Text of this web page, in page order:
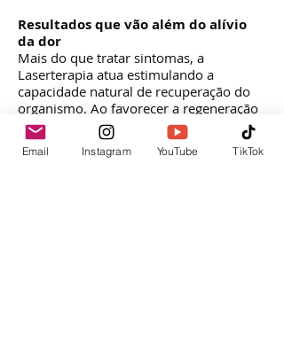
Resultados que vão além do alívio
da dor
Mais do que tratar sintomas, a
Laserterapia atua estimulando a
capacidade natural de recuperação do
organismo. Ao favorecer a regeneração
celular e reduzir processos
inflamatórios, ela contribui para uma
recuperação mais eficiente, melhora a
Email Instagram YouTube TikTok